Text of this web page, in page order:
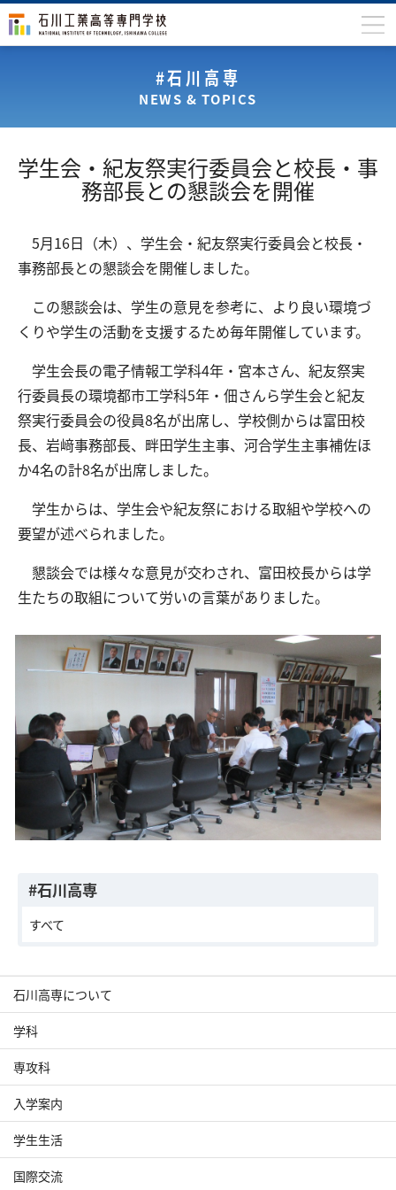
入学案内
国際交流
教育・研究施設
保護者の方 卒業生の方 地域・企業の方
交通アクセス お問い合わせ
#石川高専
NEWS & TOPICS
学生会・紀友祭実行委員会と校長・事
務部長との懇談会を開催
5月16日（木）、学生会・紀友祭実行委員会と校長・
事務部長との懇談会を開催しました。
この懇談会は、学生の意見を参考に、より良い環境づ
くりや学生の活動を支援するため毎年開催しています。
学生会長の電子情報工学科4年・宮本さん、紀友祭実
行委員長の環境都市工学科5年・佃さんら学生会と紀友
祭実行委員会の役員8名が出席し、学校側からは富田校
長、岩﨑事務部長、畔田学生主事、河合学生主事補佐ほ
か4名の計8名が出席しました。
学生からは、学生会や紀友祭における取組や学校への
要望が述べられました。
懇談会では様々な意見が交わされ、富田校長からは学
生たちの取組について労いの言葉がありました。
#石川高専
すべて
石川高専について
学科
専攻科
入学案内
学生生活
国際交流